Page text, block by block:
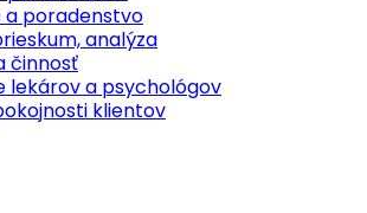
a poradenstvo
analýza
činnosť
lekárov a psychológov
klientov